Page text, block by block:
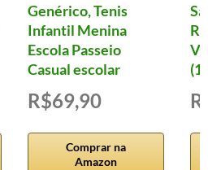
Genérico, Tenis
Infantil Menina
Escola Passeio
Casual escolar
R$69,90
Comprar na
Amazon